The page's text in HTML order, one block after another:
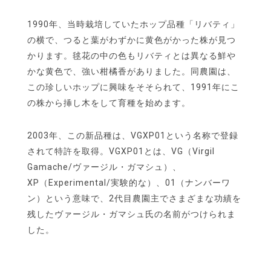
1990年、当時栽培していたホップ品種「リバティ」
の横で、つると葉がわずかに黄色がかった株が見つ
かります。毬花の中の色もリバティとは異なる鮮や
かな黄色で、強い柑橘香がありました。同農園は、
この珍しいホップに興味をそそられて、1991年にこ
の株から挿し木をして育種を始めます。
2003年、この新品種は、VGXP01という名称で登録
されて特許を取得。VGXP01とは、VG（Virgil
Gamache/ヴァージル・ガマシュ）、
XP（Experimental/実験的な）、01（ナンバーワ
ン）という意味で、2代目農園主でさまざまな功績を
残したヴァージル・ガマシュ氏の名前がつけられま
した。